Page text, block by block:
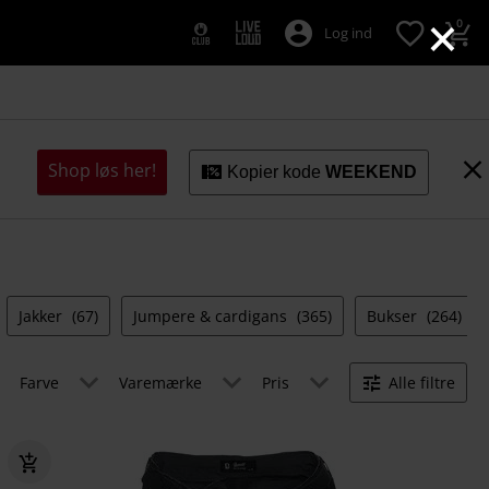
×
Log ind 0
Shop løs her! Kopier kode WEEKEND
Jakker (67) Jumpere & cardigans (365) Bukser (264)
Farve Varemærke Pris Alle filtre